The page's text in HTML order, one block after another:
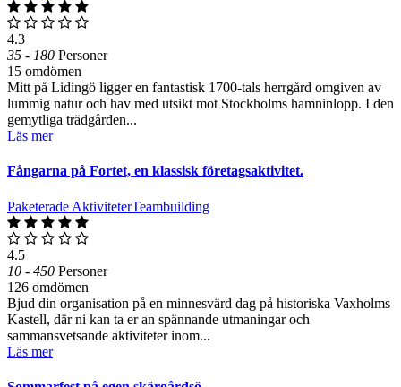
4.3
35 - 180 Personer
15 omdömen
Mitt på Lidingö ligger en fantastisk 1700-tals herrgård omgiven av
lummig natur och hav med utsikt mot Stockholms hamninlopp. I den
gemytliga trädgården...
Läs mer
Fångarna på Fortet, en klassisk företagsaktivitet.
Paketerade AktiviteterTeambuilding
4.5
10 - 450 Personer
126 omdömen
Bjud din organisation på en minnesvärd dag på historiska Vaxholms
Kastell, där ni kan ta er an spännande utmaningar och
sammansvetsande aktiviteter inom...
Läs mer